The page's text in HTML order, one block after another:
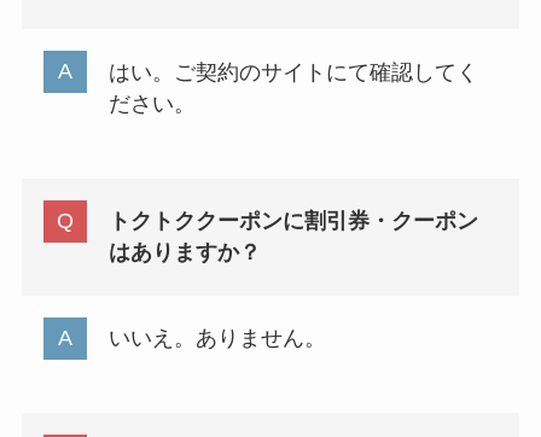
はい。ご契約のサイトにて確認してく
ださい。
トクトククーポンに割引券・クーポン
はありますか？
いいえ。ありません。